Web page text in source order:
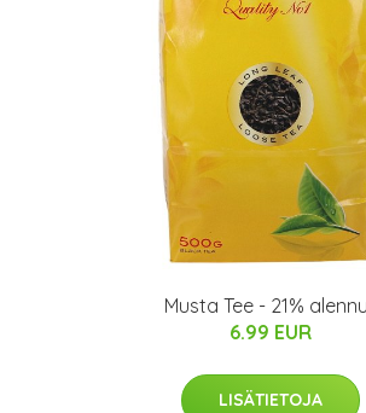
Musta Tee - 21%
6.99 EUR
LISÄTIETOJA